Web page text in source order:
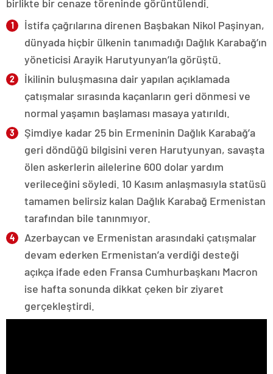
birlikte bir cenaze töreninde görüntülendi.
İstifa çağrılarına direnen Başbakan Nikol Paşinyan,
dünyada hiçbir ülkenin tanımadığı Dağlık Karabağ’ın
yöneticisi Arayik Harutyunyan’la görüştü.
İkilinin buluşmasına dair yapılan açıklamada
çatışmalar sırasında kaçanların geri dönmesi ve
normal yaşamın başlaması masaya yatırıldı.
Şimdiye kadar 25 bin Ermeninin Dağlık Karabağ’a
geri döndüğü bilgisini veren Harutyunyan, savaşta
ölen askerlerin ailelerine 600 dolar yardım
verileceğini söyledi. 10 Kasım anlaşmasıyla statüsü
tamamen belirsiz kalan Dağlık Karabağ Ermenistan
tarafından bile tanınmıyor.
Azerbaycan ve Ermenistan arasındaki çatışmalar
devam ederken Ermenistan’a verdiği desteği
açıkça ifade eden Fransa Cumhurbaşkanı Macron
ise hafta sonunda dikkat çeken bir ziyaret
gerçekleştirdi.